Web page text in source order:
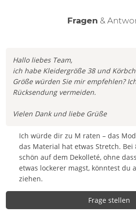
Fragen &
Hallo liebes Team,
ich habe Kleidergröße 38 und
Größe würden Sie mir empfehlen?
Rücksendung vermeiden.
Vielen Dank und liebe Grüße
Ich würde dir zu M raten – das
das Material hat etwas Stretch. Bei
schön auf dem Dekolleté, ohne
etwas lockerer magst, könntest du
ziehen.
Frage stellen